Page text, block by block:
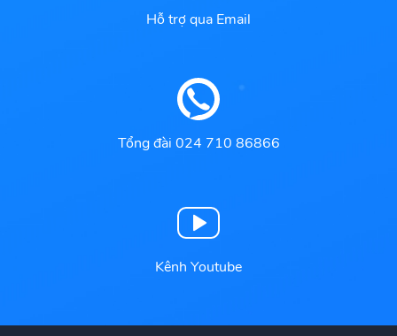
Hỗ trợ qua Email
Tổng đài 024 710 86866
Kênh Youtube